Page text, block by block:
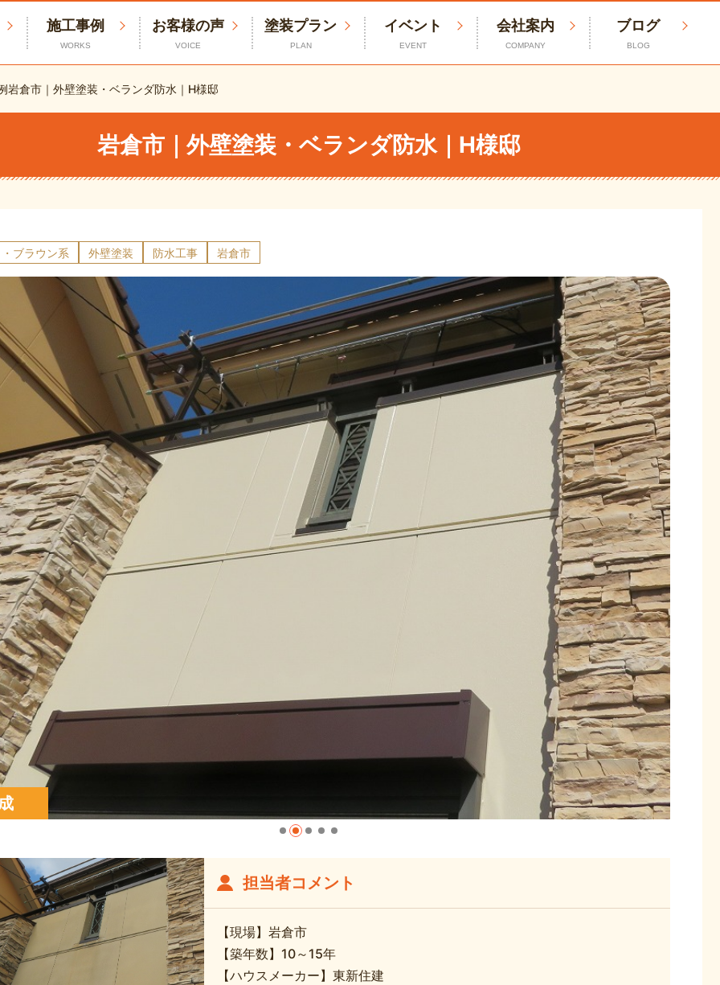
施工事例
WORKS
お客様の声
VOICE
塗装プラン
PLAN
イベント
EVENT
会社案内
COMPANY
ブログ
BLOG
岩倉市｜外壁塗装・ベランダ防水｜H様邸
岩倉市｜外壁塗装・ベランダ防水｜H様邸
ブラウン系 外壁塗装 防水工事 岩倉市
担当者コメント
【現場】岩倉市
【築年数】10～15年
【ハウスメーカー】東新住建